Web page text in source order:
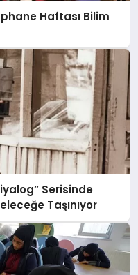
Haftası Bilim
Serisinde
Taşınıyor